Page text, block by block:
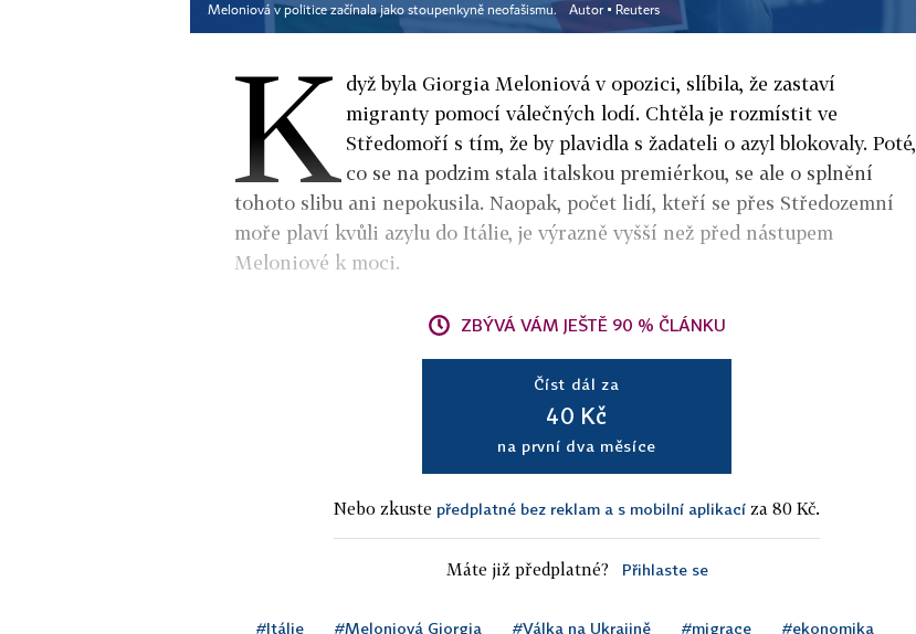
Meloniová v politice začínala jako stoupenkyně neofašismu. Autor ▪ Reuters
K dyž byla Giorgia Meloniová v opozici, slíbila, že zastaví
migranty pomocí válečných lodí. Chtěla je rozmístit ve
Středomoří s tím, že by plavidla s žadateli o azyl blokovaly. Poté,
co se na podzim stala italskou premiérkou, se ale o splnění
tohoto slibu ani nepokusila. Naopak, počet lidí, kteří se přes Středozemní
moře plaví kvůli azylu do Itálie, je výrazně vyšší než před nástupem
Meloniové k moci.
ZBÝVÁ VÁM JEŠTĚ 90 % ČLÁNKU
Číst dál za
40 Kč
na první dva měsíce
Nebo zkuste předplatné bez reklam a s mobilní aplikací za 80 Kč.
Máte již předplatné? Přihlaste se
#Itálie #Meloniová Giorgia #Válka na Ukrajině #migrace #ekonomika